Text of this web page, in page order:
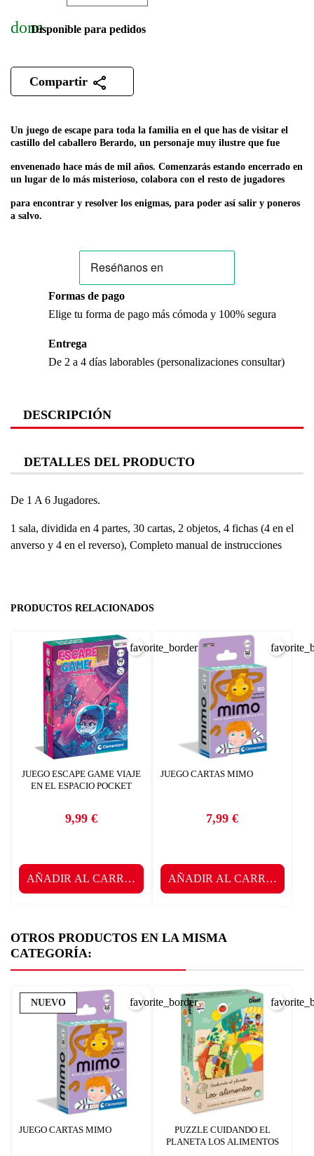
Un juego de escape para toda la familia en el que has de visitar el
castillo del caballero Berardo, un personaje muy ilustre que fue
envenenado hace más de mil años. Comenzarás estando encerrado en
un lugar de lo más misterioso, colabora con el resto de jugadores
para encontrar y resolver los enigmas, para poder así salir y poneros
a salvo.
doneDisponible para pedidos
Compartir
Formas de pago
Elige tu forma de pago más cómoda y 100% segura
Entrega
De 2 a 4 días laborables (personalizaciones consultar)
DESCRIPCIÓN
DETALLES DEL PRODUCTO
De 1 A 6 Jugadores.
1 sala, dividida en 4 partes, 30 cartas, 2 objetos, 4 fichas (4 en el
anverso y 4 en el reverso), Completo manual de instrucciones
PRODUCTOS RELACIONADOS
JUEGO ESCAPE GAME VIAJE
EN EL ESPACIO POCKET
Precio
9,99 €
AÑADIR AL CARRITO
favorite_border
JUEGO CARTAS MIMO
Precio
7,99 €
AÑADIR AL CARRITO
OTROS PRODUCTOS EN LA MISMA
CATEGORÍA:
JUEGO CARTAS MIMO
NUEVO favorite_border
PUZZLE CUIDANDO EL
PLANETA LOS ALIMENTOS